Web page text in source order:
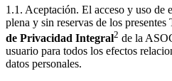
1.1. Aceptación. El acceso y uso de
plena y sin reservas de los
de Privacidad Integral2 de la
usuario para todos los efectos
datos personales.